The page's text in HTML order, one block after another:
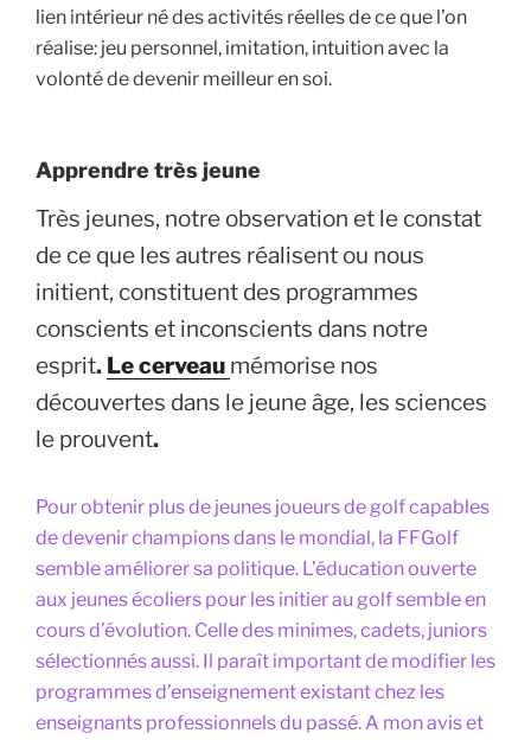
lien intérieur né des activités réelles de ce que l’on
réalise: jeu personnel, imitation, intuition avec la
volonté de devenir meilleur en soi.
Apprendre très jeune
Très jeunes, notre observation et le constat
de ce que les autres réalisent ou nous
initient, constituent des programmes
conscients et inconscients dans notre
esprit. Le cerveau mémorise nos
découvertes dans le jeune âge, les sciences
le prouvent.
Pour obtenir plus de jeunes joueurs de golf capables
de devenir champions dans le mondial, la FFGolf
semble améliorer sa politique. L’éducation ouverte
aux jeunes écoliers pour les initier au golf semble en
cours d’évolution. Celle des minimes, cadets, juniors
sélectionnés aussi. Il paraît important de modifier les
programmes d’enseignement existant chez les
enseignants professionnels du passé. A mon avis et